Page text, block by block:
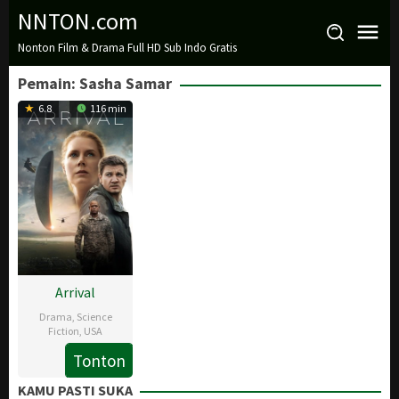
Loncat
konten
NNTON.com
Nonton Film & Drama Full HD Sub Indo Gratis
Pemain: Sasha Samar
6.8 116 min
Arrival
Drama Science
Fiction USA
10
Nov
Denis
Villeneuve,
Tonton
KAMU PASTI SUKA